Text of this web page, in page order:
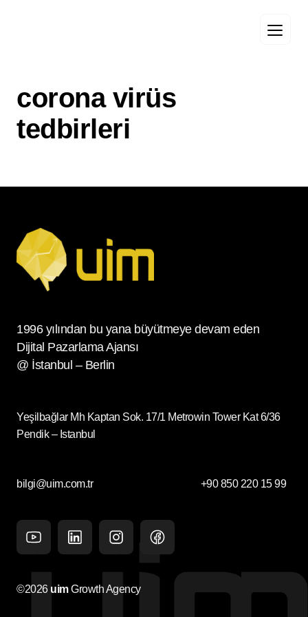
corona virüs
tedbirleri
1996 yılından bu yana büyütmeye devam eden
Dijital Pazarlama Ajansı
@ İstanbul – Berlin
Yeşilbağlar Mh Kaptan Sok. 17/1 Metrowin Tower Kat 6/36
Pendik – Istanbul
bilgi@uim.com.tr +90 850 220 15 99
©2026 uimGrowth Agency